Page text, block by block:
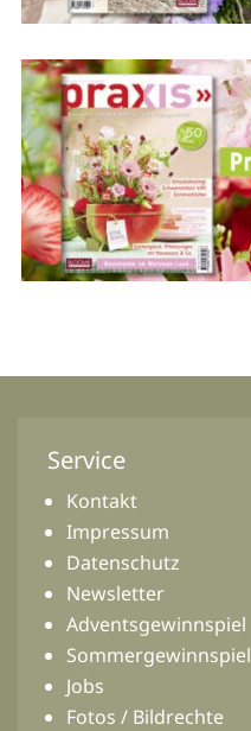
Service
Kontakt
Impressum
Datenschutz
Newsletter
Adventsgewinnspiel
Sommergewinnspiel
Jobs
Fotos / Bildrechte